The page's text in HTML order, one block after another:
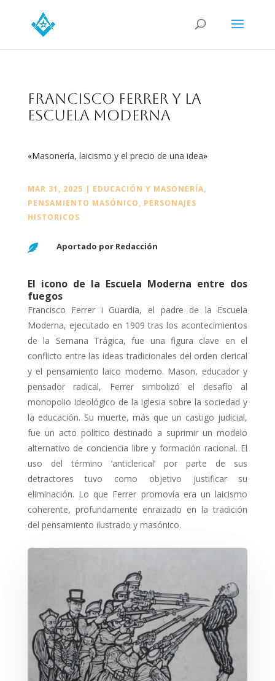
Francisco Ferrer y la
Escuela Moderna
«Masonería, laicismo y el precio de una idea»
MAR 31, 2025 | EDUCACIÓN Y MASONERÍA,
PENSAMIENTO MASÓNICO, PERSONAJES
HISTORICOS
 Aportado por Redacción
El icono de la Escuela Moderna entre dos
fuegos
Francisco Ferrer i Guardia, el padre de la Escuela
Moderna, ejecutado en 1909 tras los acontecimientos
de la Semana Trágica, fue una figura clave en el
conflicto entre las ideas tradicionales del orden clerical
y el pensamiento laico moderno. Mason, educador y
pensador radical, Ferrer simbolizó el desafío al
monopolio ideológico de la Iglesia sobre la sociedad y
la educación. Su muerte, más que un castigo judicial,
fue un acto político destinado a suprimir un modelo
alternativo de conciencia libre y formación racional. El
uso del término ‘anticlerical’ por parte de sus
detractores tuvo como objetivo justificar su
eliminación. Lo que Ferrer promovía era un laicismo
coherente, profundamente enraizado en la tradición
del pensamiento ilustrado y masónico.